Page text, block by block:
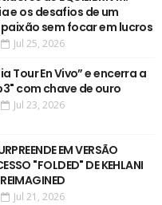
e os desafios de um
sem focar em lucros
Jul 25, 2026
Tour En Vivo” e encerra a
com chave de ouro
Jul 23, 2026
EM VERSÃO
"FOLDED" DE KEHLANI
Jul 21, 2026